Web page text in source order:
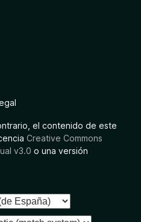
el contenido de este
Creative Commons
v3.0 o una versión